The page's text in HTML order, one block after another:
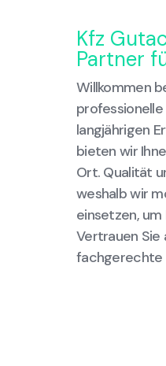
Kfz
Partner
Willkommen
langjährigen
bieten wir
Ort. Qualität
weshalb wir
einsetzen,
Vertrauen
fachgerechte